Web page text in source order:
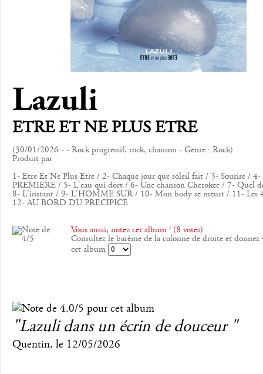
Lazuli
ETRE ET NE PLUS ETRE
(30/01/2026 - - Rock progressif, rock, chanson - Genre : Rock)
Produit par
1- Etre Et Ne Plus Etre / 2- Chaque jour que soleil fait / 3- Sourire /
PREMIERE / 5- L'eau qui dort / 6- Une chanson Cherokee / 7- Quel
8- L'instant / 9- L'HOMME SUR / 10- Mon body se meurt / 11- Les
12- AU BORD DU PRECIPICE
Vous aussi, notez cet album ! (8 votes)
Consultez le barème de la colonne de droite et donnez
cet album
"Lazuli dans un écrin de douceur "
Quentin, le 12/05/2026